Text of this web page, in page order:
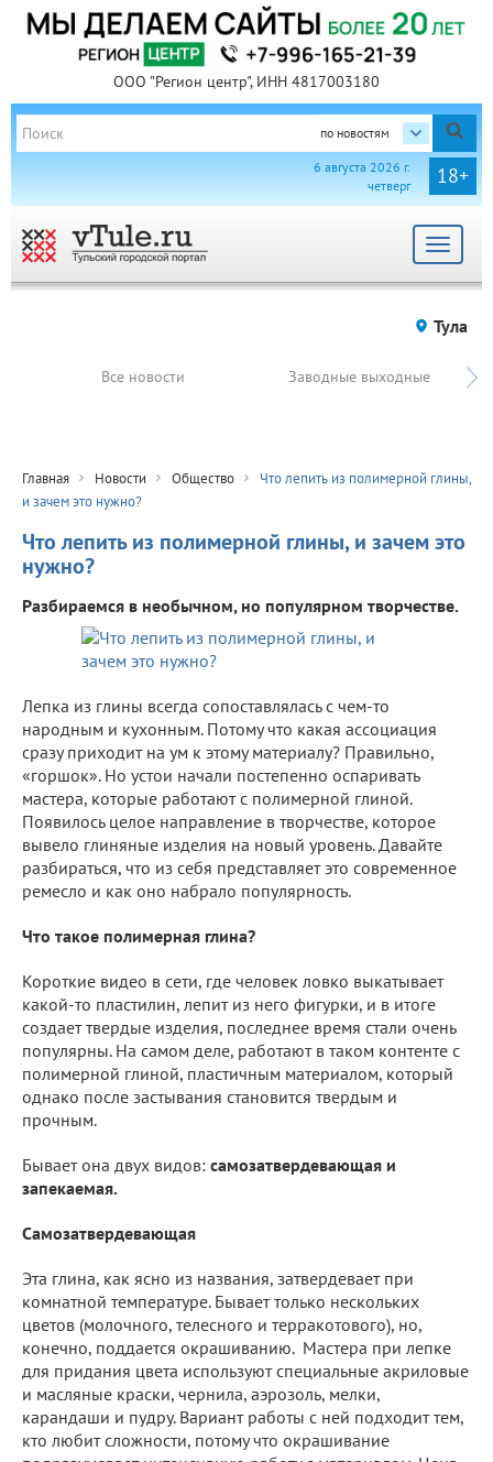
ООО "Регион центр", ИНН 4817003180
по новостям
18+
6 августа 2026 г.
четверг
Toggle
Тула
Все новости Заводные выходные
Главная Новости Общество
Что лепить из полимерной глины,
и зачем это нужно?
Что лепить из полимерной глины, и зачем это
нужно?
Разбираемся в необычном, но популярном творчестве.
Лепка из глины всегда сопоставлялась с чем-то
народным и кухонным. Потому что какая ассоциация
сразу приходит на ум к этому материалу? Правильно,
«горшок». Но устои начали постепенно оспаривать
мастера, которые работают с полимерной глиной.
Появилось целое направление в творчестве, которое
вывело глиняные изделия на новый уровень. Давайте
разбираться, что из себя представляет это современное
ремесло и как оно набрало популярность.
Что такое полимерная глина?
Короткие видео в сети, где человек ловко выкатывает
какой-то пластилин, лепит из него фигурки, и в итоге
создает твердые изделия, последнее время стали очень
популярны. На самом деле, работают в таком контенте с
полимерной глиной, пластичным материалом, который
однако после застывания становится твердым и
прочным.
Бывает она двух видов: самозатвердевающая и
запекаемая.
Самозатвердевающая
Эта глина, как ясно из названия, затвердевает при
комнатной температуре. Бывает только нескольких
цветов (молочного, телесного и терракотового), но,
конечно, поддается окрашиванию. Мастера при лепке
для придания цвета используют специальные акриловые
и масляные краски, чернила, аэрозоль, мелки,
карандаши и пудру. Вариант работы с ней подходит тем,
кто любит сложности, потому что окрашивание